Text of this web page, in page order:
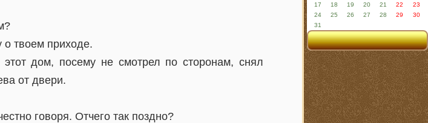
твоем приходе.
дом, посему не смотрел по сторонам, снял
от двери.
говоря. Отчего так поздно?
17
18 19 20 21 22
23
24
25 26 27 28 29
30
31